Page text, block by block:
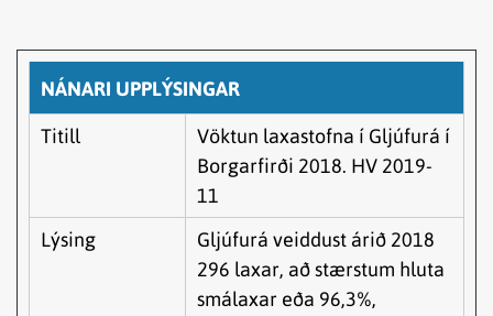
NÁNARI UPPLÝSINGAR
Titill
Vöktun laxastofna í Gljúfurá í
Borgarfirði 2018. HV 2019-
11
Lýsing
Gljúfurá veiddust árið 2018
296 laxar, að stærstum hluta
smálaxar eða 96,3%,